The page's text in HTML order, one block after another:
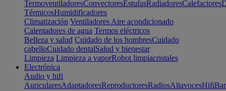
TermoventiladoresConvectoresEstufasRadiadoresCalefactores
TérmicosHumidificadores
Climatización Ventiladores Aire acondicionado
Calentadores de agua Termos eléctricos
Belleza y salud Cuidado de los hombresCuidado
cabelloCuidado dentalSalud y bienestar
Limpieza Limpieza a vaporRobot limpiacristales
Electrónica
Audio y hifi
AuricularesAdaptadoresReproductoresRadiosAltavocesHifi